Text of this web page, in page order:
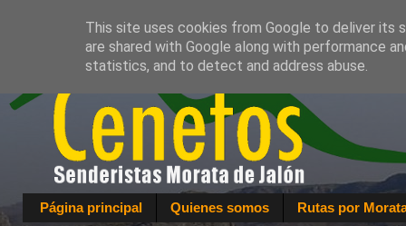
Página principal Quienes somos Rutas por
This site uses cookies from Google to deliver its
are shared with Google along with performance
statistics, and to detect and address abuse.